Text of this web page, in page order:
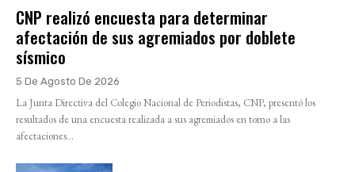
CNP realizó encuesta para determinar
afectación de sus agremiados por doblete
sísmico
5 De Agosto De 2026
La Junta Directiva del Colegio Nacional de Periodistas, CNP, presentó los
resultados de una encuesta realizada a sus agremiados en torno a las
afectaciones...